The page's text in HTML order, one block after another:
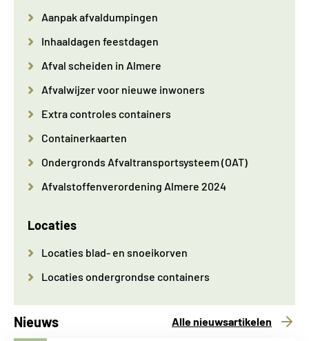
Aanpak afvaldumpingen
Inhaaldagen feestdagen
Afval scheiden in Almere
Afvalwijzer voor nieuwe inwoners
Extra controles containers
Containerkaarten
Ondergronds Afvaltransportsysteem (OAT)
Afvalstoffenverordening Almere 2024
Locaties
Locaties blad- en snoeikorven
Locaties ondergrondse containers
Nieuws Alle nieuwsartikelen